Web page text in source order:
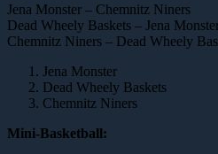
Jena Monster –
Dead Wheely Baskets –
Chemnitz Niners – Dead
Jena Monster
Dead Wheely
Chemnitz
Mini-Basketball: